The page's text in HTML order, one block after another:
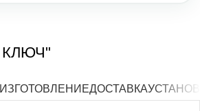
ИЗГОТОВЛЕНИЕДОСТАВКА